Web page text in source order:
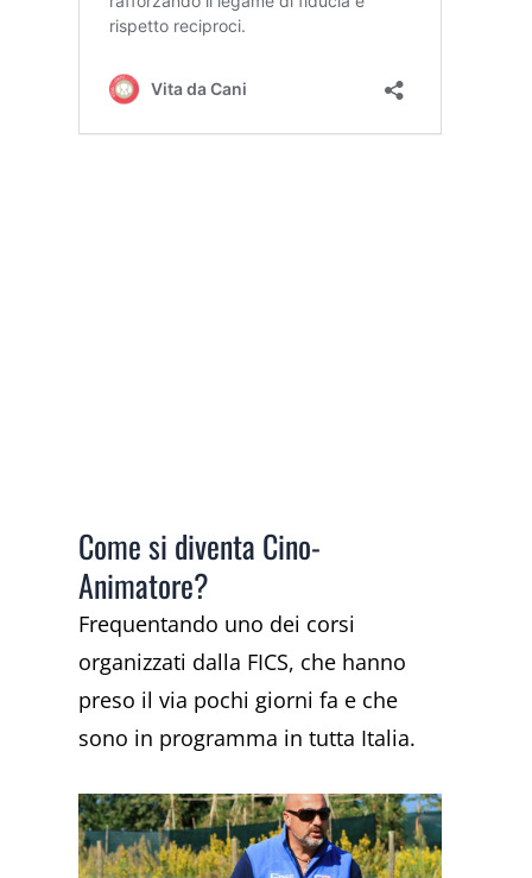
Come si diventa Cino-
Animatore?
Frequentando uno dei corsi
organizzati dalla FICS, che hanno
preso il via pochi giorni fa e che
sono in programma in tutta Italia.